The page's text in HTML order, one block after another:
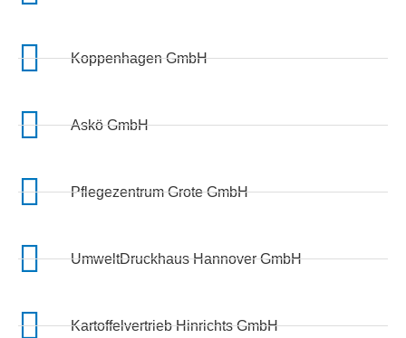
Koppenhagen GmbH
Askö GmbH
Pflegezentrum Grote GmbH
UmweltDruckhaus Hannover GmbH
Kartoffelvertrieb Hinrichts GmbH